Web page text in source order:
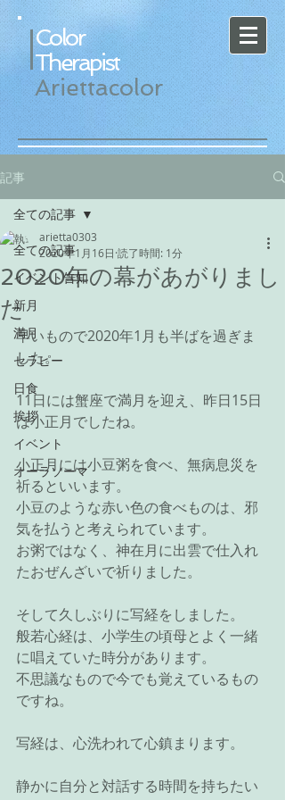
Color
Therapist
Ariettacolor
記事
全ての記事
イベント告知
新月
満月
セラピー
日食
挨拶
イベント
オーラソーマ
全ての記事
2020年の幕があがりまし
た
arietta0303
2020年1月16日 読了時間: 1分
早いもので2020年1月も半ばを過ぎま
した。
11日には蟹座で満月を迎え、昨日15日
は小正月でしたね。
小正月には小豆粥を食べ、無病息災を
祈るといいます。
小豆のような赤い色の食べものは、邪
気を払うと考えられています。
お粥ではなく、神在月に出雲で仕入れ
たおぜんざいで祈りました。
そして久しぶりに写経をしました。
般若心経は、小学生の頃母とよく一緒
に唱えていた時分があります。
不思議なもので今でも覚えているもの
ですね。
写経は、心洗われて心鎮まります。
静かに自分と対話する時間を持ちたい